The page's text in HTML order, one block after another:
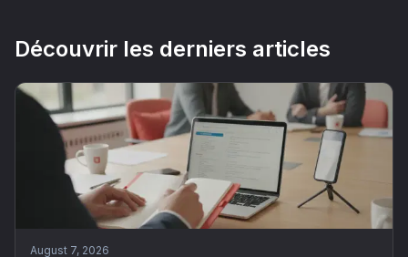
Découvrir les derniers articles
August 7, 2026